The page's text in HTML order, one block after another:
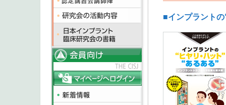
■インプラント